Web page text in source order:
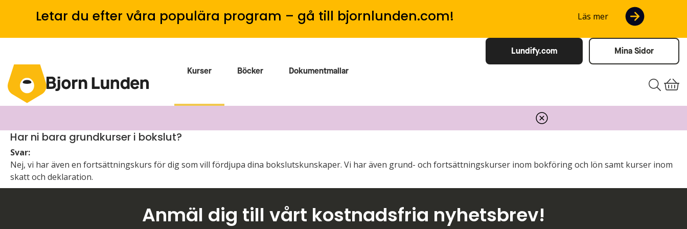
Letar du efter våra populära program – gå till bjornlunden.com! Läs mer
Kurser Böcker Dokumentmallar
Lundify.com Mina Sidor
Har ni bara grundkurser i bokslut?
Svar:
Nej, vi har även en fortsättningskurs för dig som vill fördjupa dina bokslutskunskaper. Vi har även grund- och fortsättningskurser inom bokföring och lön samt kurser inom
skatt och deklaration.
Anmäl dig till vårt kostnadsfria nyhetsbrev!